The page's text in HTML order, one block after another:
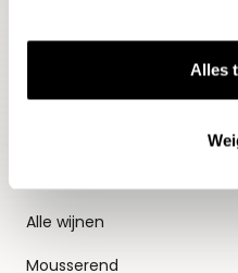
Alles
Alle wijnen
Mousserend